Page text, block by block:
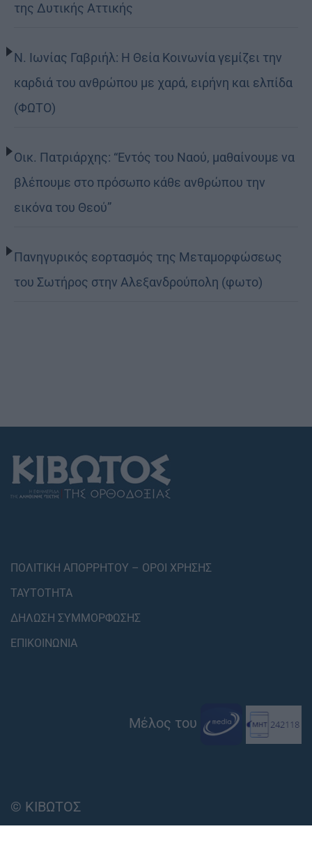
της Δυτικής Αττικής
Ν. Ιωνίας Γαβριήλ: Η Θεία Κοινωνία γεμίζει την
καρδιά του ανθρώπου με χαρά, ειρήνη και ελπίδα
(ΦΩΤΟ)
Οικ. Πατριάρχης: “Εντός του Ναού, μαθαίνουμε να
βλέπουμε στο πρόσωπο κάθε ανθρώπου την
εικόνα του Θεού”
Πανηγυρικός εορτασμός της Μεταμορφώσεως
του Σωτήρος στην Αλεξανδρούπολη (φωτο)
ΠΟΛΙΤΙΚΗ ΑΠΟΡΡΗΤΟΥ – ΟΡΟΙ ΧΡΗΣΗΣ
ΤΑΥΤΟΤΗΤΑ
ΔΗΛΩΣΗ ΣΥΜΜΟΡΦΩΣΗΣ
ΕΠΙΚΟΙΝΩΝΙΑ
Μέλος του
© ΚΙΒΩΤΟΣ